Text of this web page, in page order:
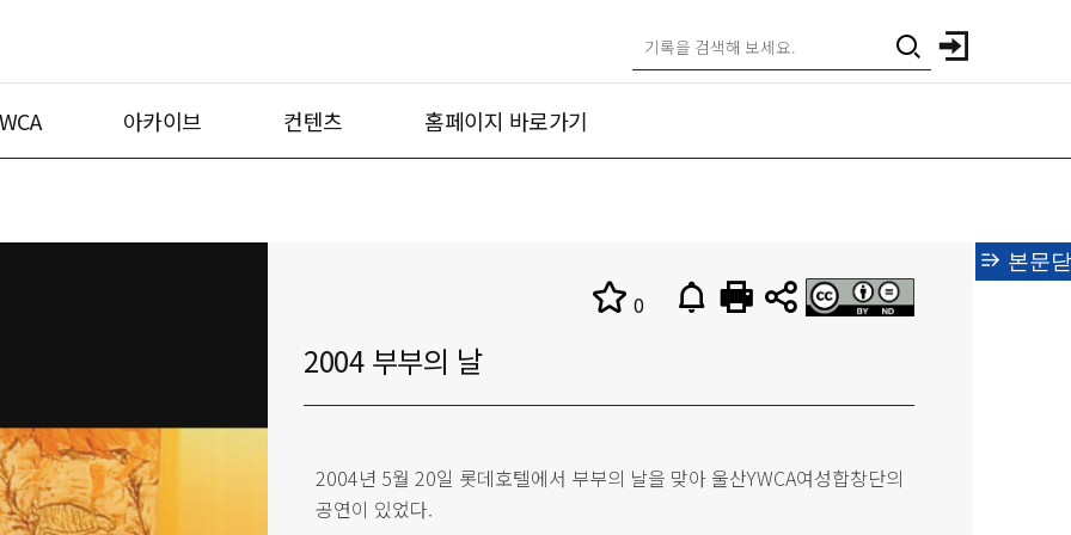
아카이브 컨텐츠 홈페이지 바로가기
본문
0
2004 부부의 날
2004년 5월 20일 롯데호텔에서 부부의 날을 맞아 울산YWCA여성합창단의
공연이 있었다.